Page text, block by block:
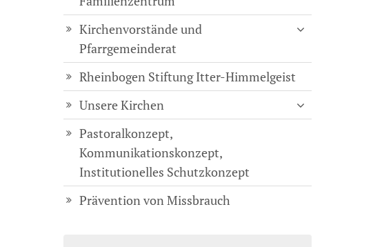
Kirchenvorstände und
Pfarrgemeinderat
Rheinbogen Stiftung Itter-Himmelgeist
Unsere Kirchen
Pastoralkonzept,
Kommunikationskonzept,
Institutionelles Schutzkonzept
Prävention von Missbrauch